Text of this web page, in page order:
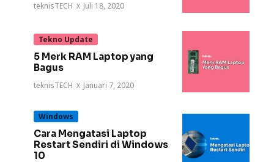
teknisTECH · Juli 18, 2020
Tekno Update
5 Merk RAM Laptop yang
Bagus
teknisTECH · Januari 7, 2020
Windows
Cara Mengatasi Laptop
Restart Sendiri di Windows
10